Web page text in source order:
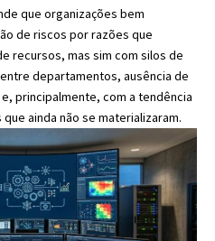
que organizações bem
de riscos por razões que
recursos, mas sim com silos de
departamentos, ausência de
principalmente, com a tendência
ainda não se materializaram.